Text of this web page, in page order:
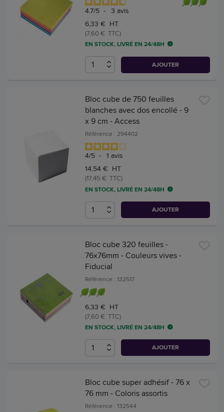
4.7/5 - 3 avis
6,33 € HT
(7,60 € TTC)
EN STOCK, LIVRÉ EN 24/48H
AJOUTER
Bloc cube de 750 feuilles
blanches avec dos encollé - 9
x 9 cm - Access
Référence : 294402
4/5 - 1 avis
14,54 € HT
(17,45 € TTC)
EN STOCK, LIVRÉ EN 24/48H
AJOUTER
Bloc cube 320 feuilles -
76x76mm - Couleurs vives -
Fiducial
Référence : 132517
6,33 € HT
(7,60 € TTC)
EN STOCK, LIVRÉ EN 24/48H
AJOUTER
Bloc cube super adhésif - 76 x
76 mm - Coloris assortis
Référence : 132544